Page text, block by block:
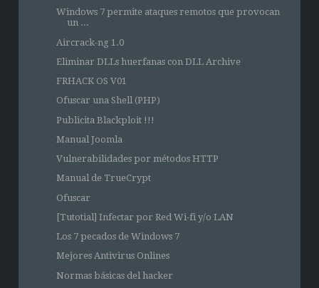
Windows 7 permite ataques remotos que provocan
un ...
Aircrack-ng 1.0
Eliminar DLLs huerfanas con DLL Archive
FRHACK OS V01
Ofuscar una Shell (PHP)
Publicita Blackploit !!!
Manual Joomla
Vulnerabilidades por métodos HTTP
Manual de TrueCrypt
Ofuscar
[Tutotial] Infectar por Red Wi-fi y/o LAN
Los 7 pecados de Windows 7
Mejores Antivirus Onlines
Normas básicas del hacker